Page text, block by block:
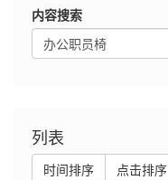
内容搜索
列表
时间排序 点击排序